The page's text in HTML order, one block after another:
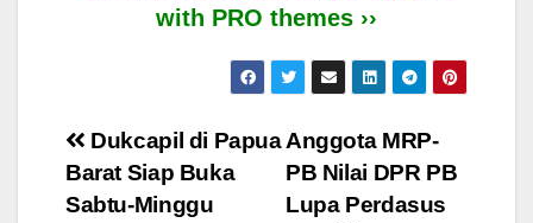
with PRO themes ››
Post
navigation
Anggota MRP-
PB Nilai DPR PB
Lupa Perdasus
Dukcapil di Papua
Barat Siap Buka
Sabtu-Minggu